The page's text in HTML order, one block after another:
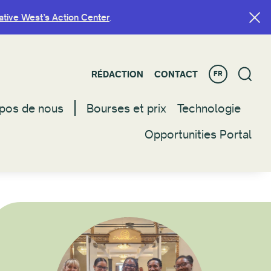
West’s Action Center.
RÉDACTION CONTACT FR
de nous Bourses et prix
Technologie
Opportunities Portal
West’s Action Center.
RÉDACTION CONTACT FR
de nous Bourses et prix
Technologie
Opportunities Portal